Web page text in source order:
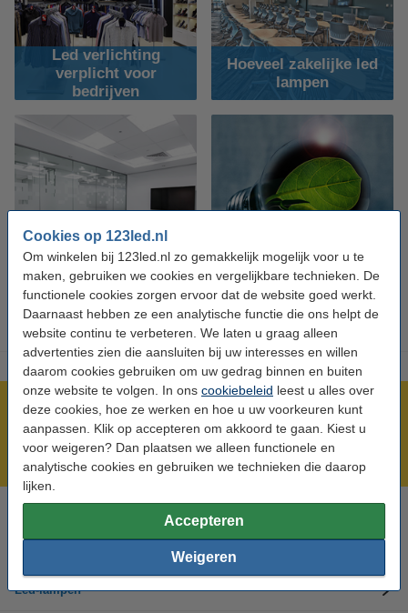
Cookies op 123led.nl
Om winkelen bij 123led.nl zo gemakkelijk mogelijk voor u te
maken, gebruiken we cookies en vergelijkbare technieken. De
functionele cookies zorgen ervoor dat de website goed werkt.
Daarnaast hebben ze een analytische functie die ons helpt de
website continu te verbeteren. We laten u graag alleen
advertenties zien die aansluiten bij uw interesses en willen
daarom cookies gebruiken om uw gedrag binnen en buiten
onze website te volgen. In ons cookiebeleid leest u alles over
deze cookies, hoe ze werken en hoe u uw voorkeuren kunt
aanpassen. Klik op accepteren om akkoord te gaan. Kiest u
voor weigeren? Dan plaatsen we alleen functionele en
analytische cookies en gebruiken we technieken die daarop
lijken.
Accepteren
Weigeren
Led verlichting
verplicht voor
bedrijven
Hoeveel zakelijke led
lampen
Led projectverlichting
Energie
investeringsaftrek
Meer dan 5 miljoen klanten!
Voor 23.59 uur besteld, morgen in huis!
Laagsteprijsgarantie!
Hulp nodig? Bel ons op 0294-787124
Led-lampen